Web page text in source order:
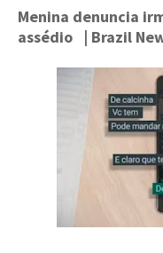
Menina denuncia
assédio
| Brazil